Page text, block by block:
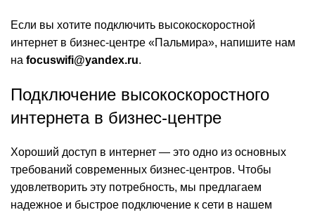
Если вы хотите подключить высокоскоростной
интернет в бизнес-центре «Пальмира», напишите нам
на focuswifi@yandex.ru.
Подключение высокоскоростного
интернета в бизнес-центре
Хороший доступ в интернет — это одно из основных
требований современных бизнес-центров. Чтобы
удовлетворить эту потребность, мы предлагаем
надежное и быстрое подключение к сети в нашем